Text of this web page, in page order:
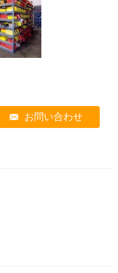
お問い合わせ